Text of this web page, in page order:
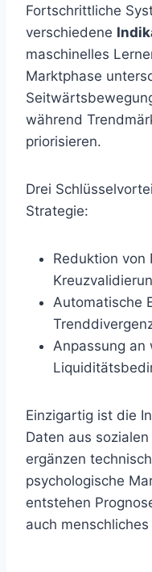
Fortschrittliche
verschiedene
maschinelles
Marktphase
während
priorisieren.
Drei
Strategie:
Reduktion von
Automatische
Anpassung an
Einzigartig ist die
Daten aus
ergänzen
psychologische
entstehen
auch